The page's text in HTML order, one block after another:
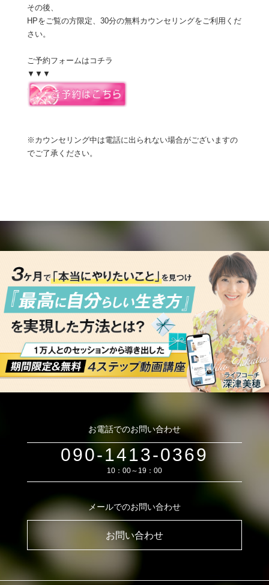
その後、
HPをご覧の方限定、30分の無料カウンセリングをご利用くだ
さい。
ご予約フォームはコチラ
▼▼▼
※カウンセリング中は電話に出られない場合がございますの
でご了承ください。
お電話でのお問い合わせ
090-1413-0369
10：00～19：00
メールでのお問い合わせ
お問い合わせ